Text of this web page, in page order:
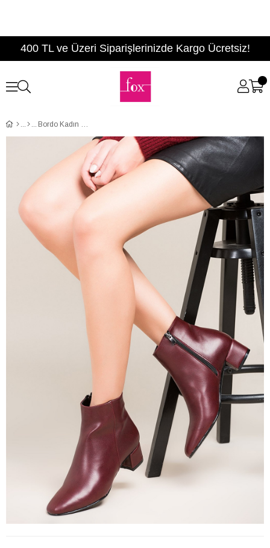
400 TL ve Üzeri Siparişlerinizde Kargo Ücretsiz!
Bordo Kadın Bot C922641209